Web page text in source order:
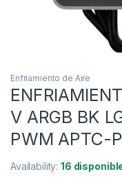
Enfriamiento de Aire
V ARGB BK
PWM APTC-
Availability:16